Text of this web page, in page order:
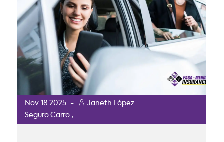
Nov 18 2025 -
Janeth López
Seguro Carro ,